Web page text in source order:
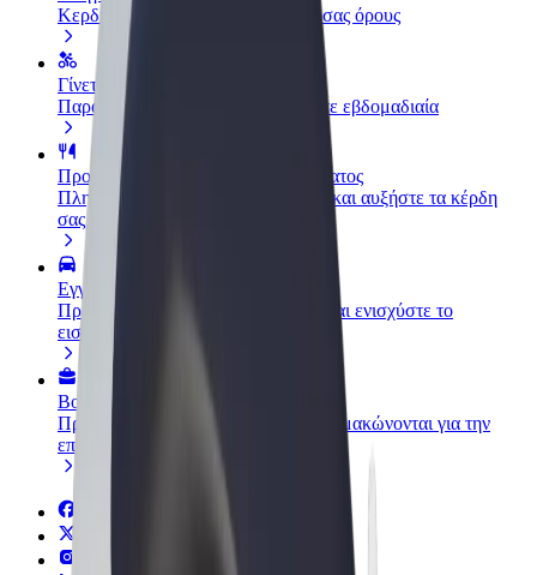
Κερδίστε χρήματα με τους δικούς σας όρους
Γίνετε courier
Παραδώστε φαγητό και πληρώνεστε εβδομαδιαία
Προσθήκη εστιατορίου ή καταστήματος
Πλησιάστε περισσότερους πελάτες και αυξήστε τα κέρδη
σας
Εγγραφείτε ως ιδιοκτήτης στόλου
Προσθέστε το στόλο σας στο Bolt και ενισχύστε το
εισόδημά σας
Bolt for Business
Προϊόντα και υπηρεσίες Bolt που κλιμακώνονται για την
επιχείρησή σας